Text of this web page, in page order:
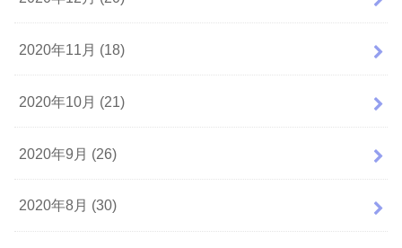
2020年11月 (18)
2020年10月 (21)
2020年9月 (26)
2020年8月 (30)